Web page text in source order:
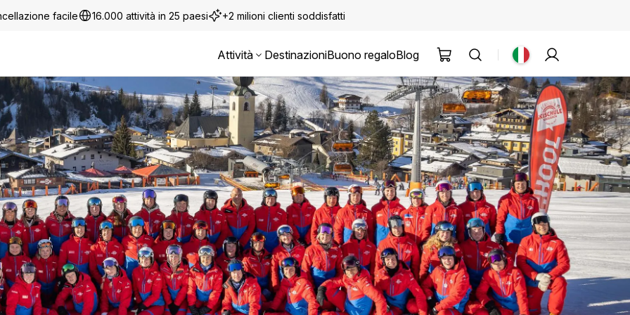
facile 16.000 attività in 25 paesi +2 milioni clienti soddisfatti
Attività DestinazioniBuono regaloBlog